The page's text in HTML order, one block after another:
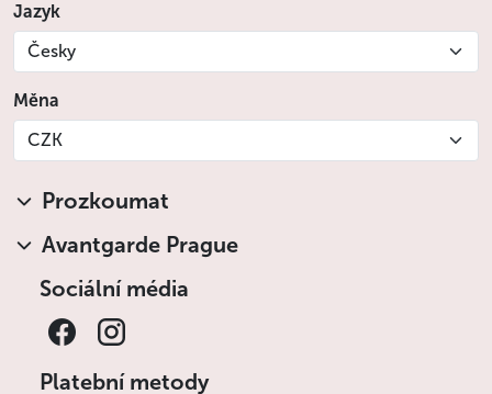
Jazyk
Česky
Měna
CZK
Prozkoumat
Avantgarde Prague
Sociální média
Platební metody